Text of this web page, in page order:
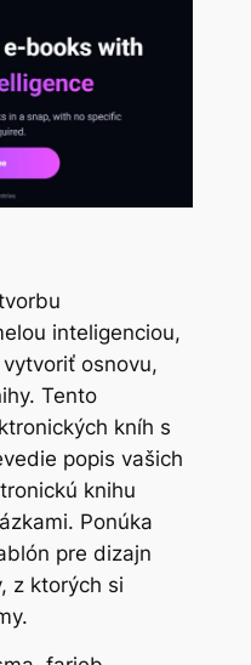
inteligenciou,
osnovu,
Tento
kníh s
popis vašich
knihu
Ponúka
pre dizajn
z ktorých si